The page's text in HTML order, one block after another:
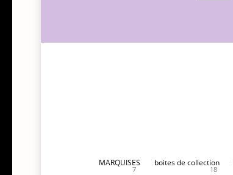
MARQUISES
7
boites de collection
18